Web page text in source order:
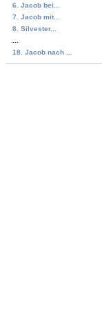
6. Jacob bei...
7. Jacob mit...
8. Silvester...
18. Jacob nach ...